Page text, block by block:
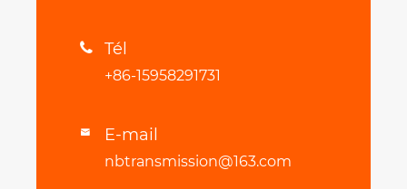
 Tél
+86-15958291731
 E-mail
nbtransmission@163.com